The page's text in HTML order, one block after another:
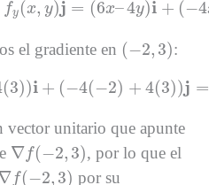
fy (x, y)j = (6x–4y)i + (−4
el gradiente en (−2, 3)
( 2, 3) :
(3))i + (−4(−2) + 4(3))j =
–4(3) i ( 4(− 2)+ ( 3))j=−24
vector unitario que apunte
∇ f(−2, 3)
∇f(− ,3 )
, por lo que el
f(−2, 3)
f(− ,3 )
por su